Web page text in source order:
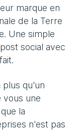
marque en
de la Terre
Une simple
social avec
plus qu'un
vous une
la
n'est pas